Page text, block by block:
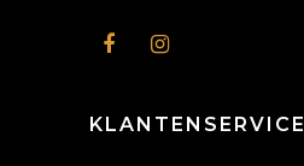
KLANTENSERVICE